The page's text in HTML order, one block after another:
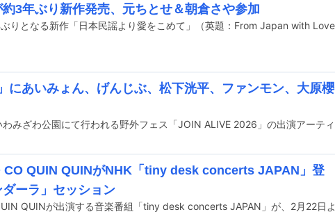
3年ぶり新作発売、元ちとせ＆朝倉さや参加
にあいみょん、げんじぶ、松下洸平、ファンモン、大原櫻
CO QUIN QUINがNHK「tiny desk concerts JAPAN」登
ーラ」セッション